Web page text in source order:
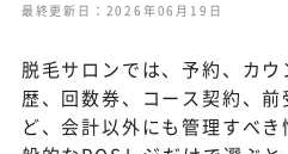
最終更新日：2026年06月19日
脱毛サロンでは、予約、カ
歴、回数券、コース契約、
ど、会計以外にも管理すべ